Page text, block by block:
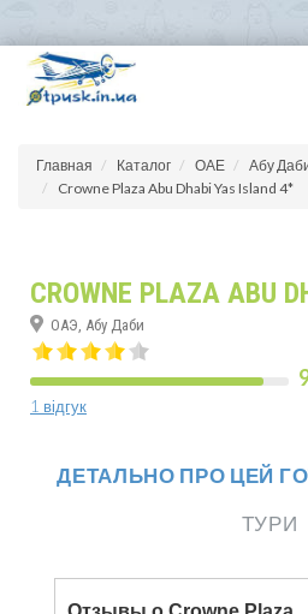
Главная Каталог ОАЕ Абу
Crowne Plaza Abu Dhabi Yas Island 4*
CROWNE PLAZA ABU
ОАЭ, Абу Даби
1 відгук
ДЕТАЛЬНО ПРО ЦЕЙ
ТУРИ